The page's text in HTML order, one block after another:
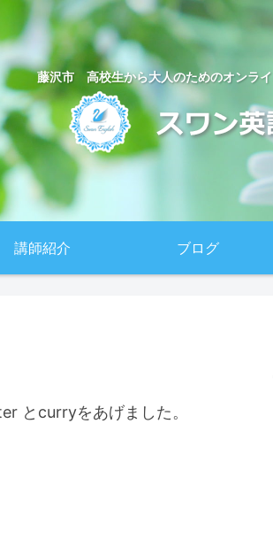
藤沢市 高校生から大人のためのオンラ
講師紹介 ブログ
とcurryをあげました。